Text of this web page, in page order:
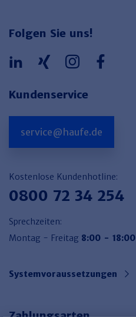
Folgen Sie uns!
Kundenservice
service@haufe.de
Kostenlose Kundenhotline:
0800 72 34 254
Sprechzeiten:
Montag - Freitag 8:00 - 18:00
Systemvoraussetzungen